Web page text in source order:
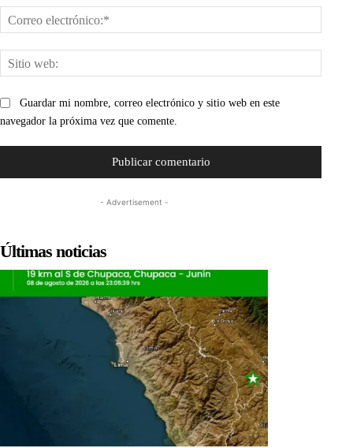
web:
Guardar mi nombre, correo electrónico y sitio web en este
navegador la próxima vez que comente.
- Advertisement -
Últimas noticias